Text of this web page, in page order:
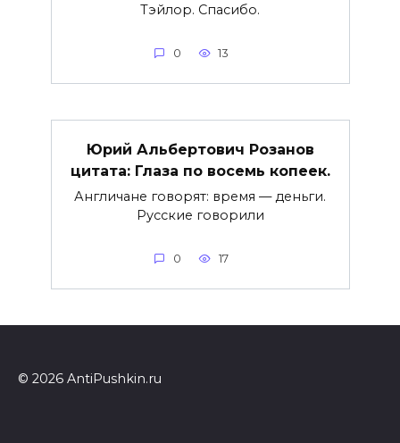
Тэйлор. Спасибо.
0 13
Юрий Альбертович Розанов
цитата: Глаза по восемь копеек.
Англичане говорят: время — деньги.
Русские говорили
0 17
© 2026 AntiPushkin.ru